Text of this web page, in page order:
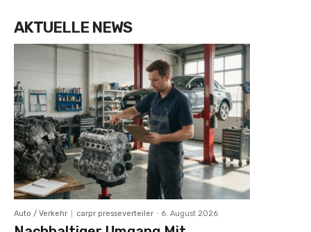
AKTUELLE NEWS
Auto / Verkehr carpr presseverteiler - 6. August 2026